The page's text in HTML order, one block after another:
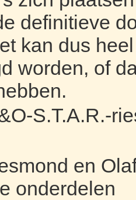
definitieve
kan dus
worden, of
S.T.A.R.-
en
onderdelen